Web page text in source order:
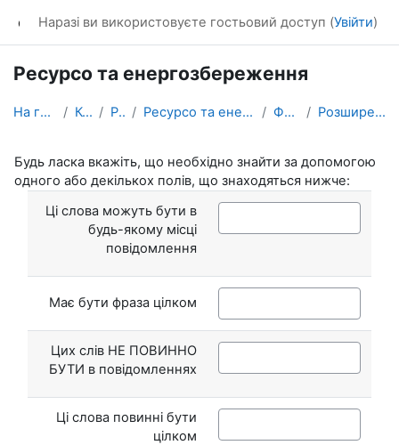
Наразі ви використовуєте гостьовий доступ (Увійти)
Ресурсо та енергозбереження
На головну Курси Різне Ресурсо та енергозбереження Форуми Розширений пошук
Будь ласка вкажіть, що необхідно знайти за допомогою
одного або декількох полів, що знаходяться нижче:
Ці слова можуть бути в
будь-якому місці
повідомлення
Має бути фраза цілком
Цих слів НЕ ПОВИННО
БУТИ в повідомленнях
Ці слова повинні бути
цілком